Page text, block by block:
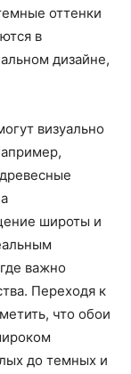
оттенки
в
дизайне,
визуально
широты и
важно
Переходя к
что обои
до темных и